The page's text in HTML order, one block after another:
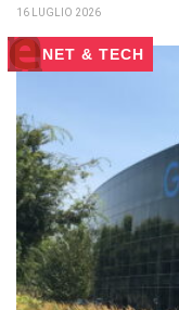
16 LUGLIO 2026
NET & TECH